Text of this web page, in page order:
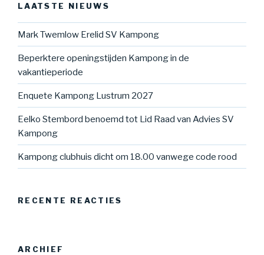
LAATSTE NIEUWS
Mark Twemlow Erelid SV Kampong
Beperktere openingstijden Kampong in de
vakantieperiode
Enquete Kampong Lustrum 2027
Eelko Stembord benoemd tot Lid Raad van Advies SV
Kampong
Kampong clubhuis dicht om 18.00 vanwege code rood
RECENTE REACTIES
ARCHIEF